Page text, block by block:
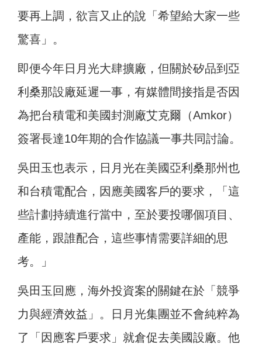
要再上調，欲言又止的說「希望給大家一些
驚喜」。
即便今年日月光大肆擴廠，但關於矽品到亞
利桑那設廠延遲一事，有媒體間接指是否因
為把台積電和美國封測廠艾克爾（Amkor）
簽署長達10年期的合作協議一事共同討論。
吳田玉也表示，日月光在美國亞利桑那州也
和台積電配合，因應美國客戶的要求，「這
些計劃持續進行當中，至於要投哪個項目、
產能，跟誰配合，這些事情需要詳細的思
考。」
吳田玉回應，海外投資案的關鍵在於「競爭
力與經濟效益」。日月光集團並不會純粹為
了「因應客戶要求」就倉促去美國設廠。他